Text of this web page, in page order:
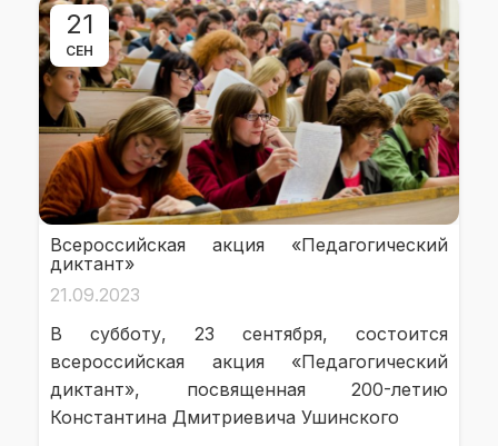
21
СЕН
Всероссийская акция «Педагогический
диктант»
21.09.2023
В субботу, 23 сентября, состоится
всероссийская акция «Педагогический
диктант», посвященная 200-летию
Константина Дмитриевича Ушинского